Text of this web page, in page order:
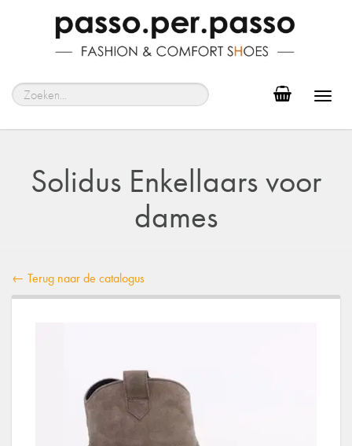
Solidus Enkellaars voor
dames
← Terug naar de catalogus